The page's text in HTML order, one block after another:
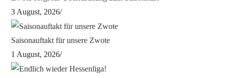
3 August, 2026/
Saisonauftakt für unsere Zwote
1 August, 2026/